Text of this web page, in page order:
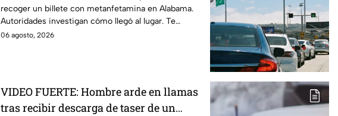
recoger un billete con metanfetamina en Alabama.
Autoridades investigan cómo llegó al lugar. Te
informamos.
06 agosto, 2026
VIDEO FUERTE: Hombre arde en llamas
tras recibir descarga de taser de un